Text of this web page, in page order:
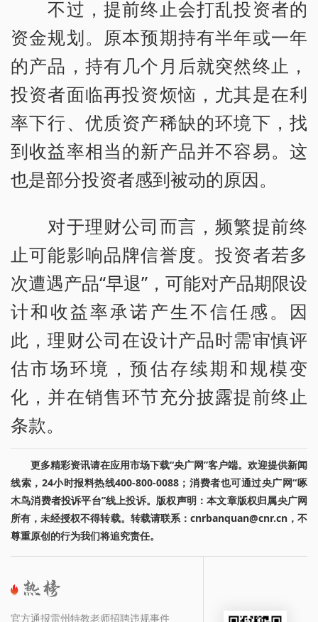
不过，提前终止会打乱投资者的
资金规划。原本预期持有半年或一年
的产品，持有几个月后就突然终止，
投资者面临再投资烦恼，尤其是在利
率下行、优质资产稀缺的环境下，找
到收益率相当的新产品并不容易。这
也是部分投资者感到被动的原因。
对于理财公司而言，频繁提前终
止可能影响品牌信誉度。投资者若多
次遭遇产品“早退”，可能对产品期限设
计和收益率承诺产生不信任感。因
此，理财公司在设计产品时需审慎评
估市场环境，预估存续期和规模变
化，并在销售环节充分披露提前终止
条款。
更多精彩资讯请在应用市场下载“央广网”客户端。欢迎提供新闻
线索，24小时报料热线400-800-0088；消费者也可通过央广网“啄
木鸟消费者投诉平台”线上投诉。版权声明：本文章版权归属央广网
所有，未经授权不得转载。转载请联系：cnrbanquan@cnr.cn，不
尊重原创的行为我们将追究责任。
官方通报雷州特教老师招聘违规事件